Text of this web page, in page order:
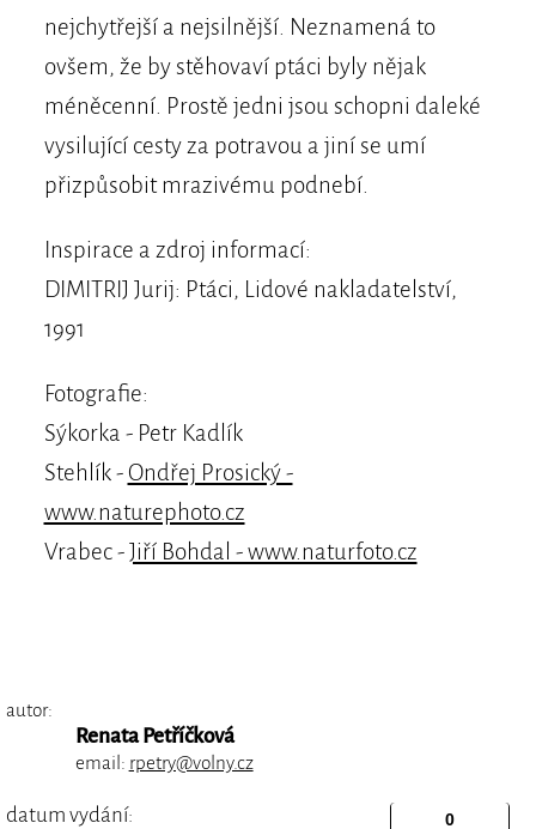
nejchytřejší a nejsilnější. Neznamená to
ovšem, že by stěhovaví ptáci byly nějak
méněcenní. Prostě jedni jsou schopni daleké
vysilující cesty za potravou a jiní se umí
přizpůsobit mrazivému podnebí.
Inspirace a zdroj informací:
DIMITRIJ Jurij: Ptáci, Lidové nakladatelství,
1991
Fotografie:
Sýkorka - Petr Kadlík
Stehlík - Ondřej Prosický -
www.naturephoto.cz
Vrabec -Jiří Bohdal - www.naturfoto.cz
autor:
Renata Petříčková
email: rpetry@volny.cz
datum vydání: